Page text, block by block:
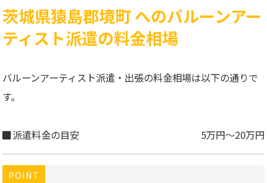
茨城県猿島郡境町 へのバルーンアー
ティスト派遣の料金相場
バルーンアーティスト派遣・出張の料金相場は以下の通りで
す。
派遣料金の目安 5万円～20万円
POINT